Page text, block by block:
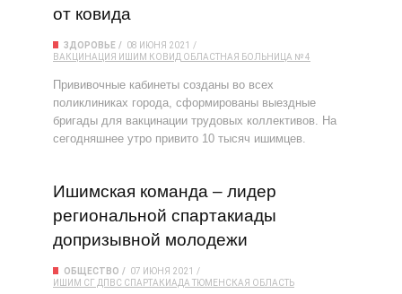
от ковида
ЗДОРОВЬЕ
08 ИЮНЯ 2021
ВАКЦИНАЦИЯ ИШИМ КОВИД ОБЛАСТНАЯ БОЛЬНИЦА № 4
Прививочные кабинеты созданы во всех
поликлиниках города, сформированы выездные
бригады для вакцинации трудовых коллективов. На
сегодняшнее утро привито 10 тысяч ишимцев.
Ишимская команда – лидер
региональной спартакиады
допризывной молодежи
ОБЩЕСТВО
07 ИЮНЯ 2021
ИШИМ СГ ДПВС СПАРТАКИАДА ТЮМЕНСКАЯ ОБЛАСТЬ